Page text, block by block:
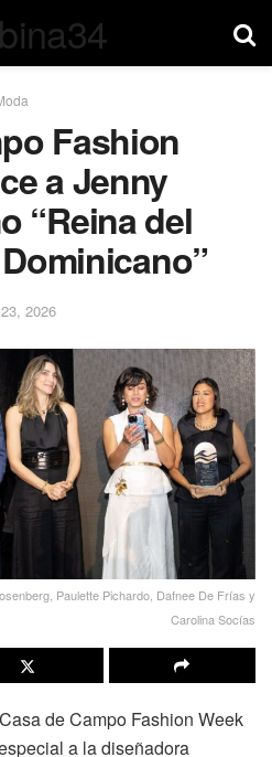
Fashion
a Jenny
“Reina del
2026
Paulette Pichardo, Dafnee De Frías y
Carolina Socías
Casa de Campo Fashion Week
a la diseñadora